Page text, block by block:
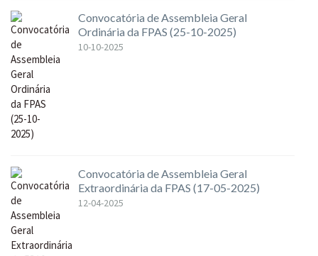
Convocatória de Assembleia Geral
Ordinária da FPAS (25-10-2025)
10-10-2025
Convocatória de Assembleia Geral
Extraordinária da FPAS (17-05-2025)
12-04-2025